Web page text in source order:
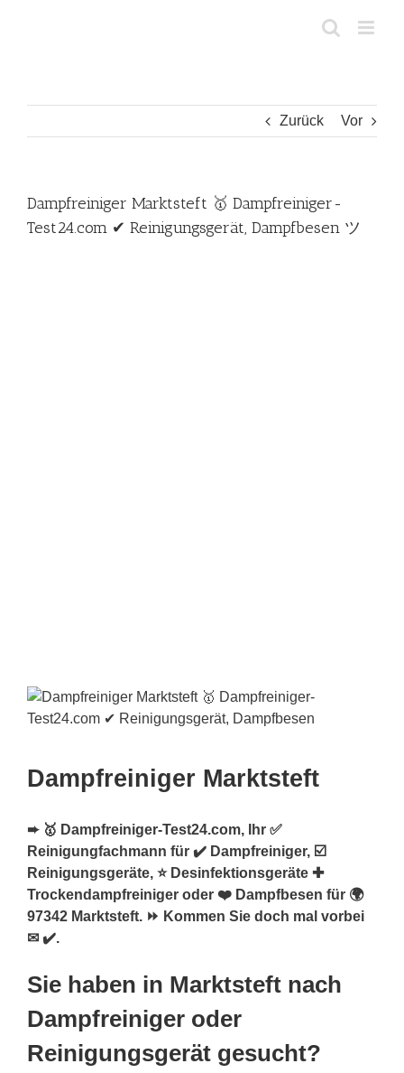
Zurück Vor
Dampfreiniger Marktsteft 🥇 Dampfreiniger-
Test24.com ✔ Reinigungsgerät, Dampfbesen ツ
Dampfreiniger Marktsteft
➨ 🥇 Dampfreiniger-Test24.com, Ihr ✅
Reinigungfachmann für ✔️ Dampfreiniger, ☑️
Reinigungsgeräte, ⭐ Desinfektionsgeräte ✚
Trockendampfreiniger oder ❤️ Dampfbesen für 🌍
97342 Marktsteft. ⏩ Kommen Sie doch mal vorbei
✉ ✔️.
Sie haben in Marktsteft nach
Dampfreiniger oder
Reinigungsgerät gesucht?